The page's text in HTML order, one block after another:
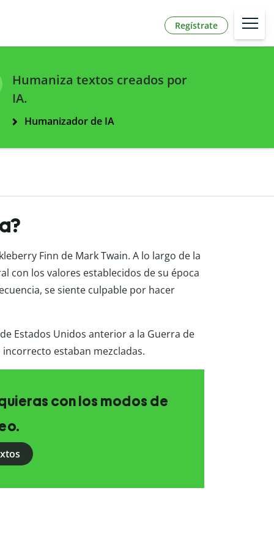
Regístrate
Humaniza textos creados por
IA.
Humanizador de IA
Finn de Mark Twain. A lo largo de la
con los valores establecidos de su época
se siente culpable por hacer
Estados Unidos anterior a la Guerra de
estaban mezcladas.
con los modos de